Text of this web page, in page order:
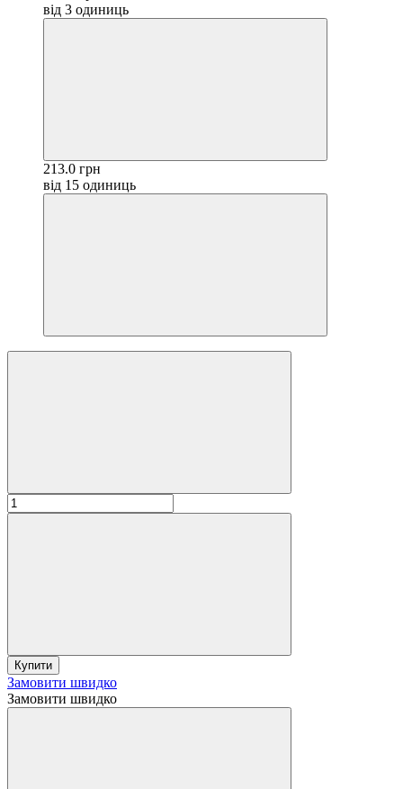
від 3 одиниць
213.0 грн
від 15 одиниць
Купити
Замовити швидко
Замовити швидко